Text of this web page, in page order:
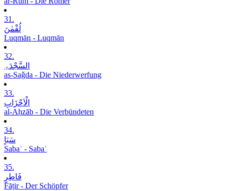
31.
لُقْمٰنَ
Luqmān - Luqmān
32.
السَّجْدَۃِ
as-Saǧda - Die Niederwerfung
33.
الْاَحْزَابِ
al-Aḥzāb - Die Verbündeten
34.
سَبَاٍ
Sabaʾ - Sabaʾ
35.
فَاطِرٍ
Fāṭir - Der Schöpfer